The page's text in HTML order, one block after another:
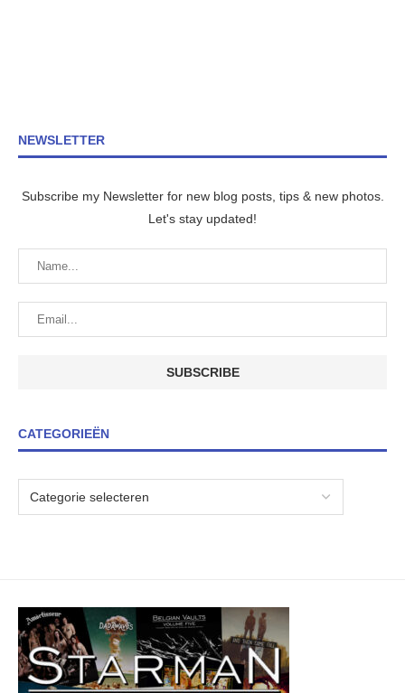
NEWSLETTER
Subscribe my Newsletter for new blog posts, tips & new photos.
Let's stay updated!
CATEGORIEËN